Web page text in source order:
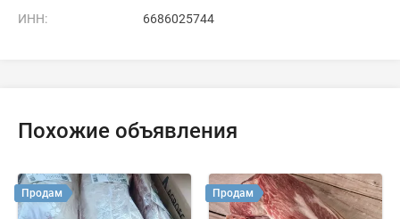
ИНН: 6686025744
Похожие объявления
Продам Продам